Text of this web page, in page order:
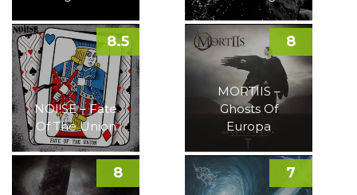
NOI!SE – Fate
Of The Union
8.5
MORTIIS –
Ghosts Of
Europa
8
8 7